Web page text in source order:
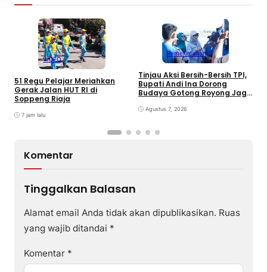
VIDEO
51 Regu Pelajar Meriahkan
Gerak Jalan HUT RI di
Soppeng Riaja
7 jam lalu
Pemerintahan
Tinjau Aksi Bersih-Bersih TPI,
Bupati Andi Ina Dorong
Budaya Gotong Royong Jaga
Agustus 7, 2026
Komentar
Tinggalkan Balasan
Alamat email Anda tidak akan dipublikasikan. Ruas
yang wajib ditandai *
Komentar *